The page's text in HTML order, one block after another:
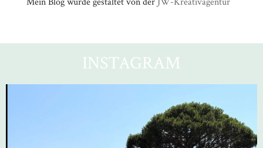
INSTAGRAM